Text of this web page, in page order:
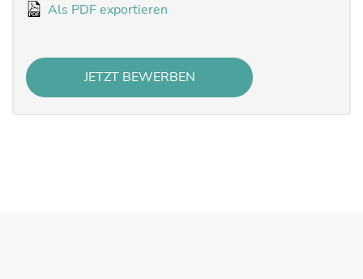
Als PDF exportieren
JETZT BEWERBEN